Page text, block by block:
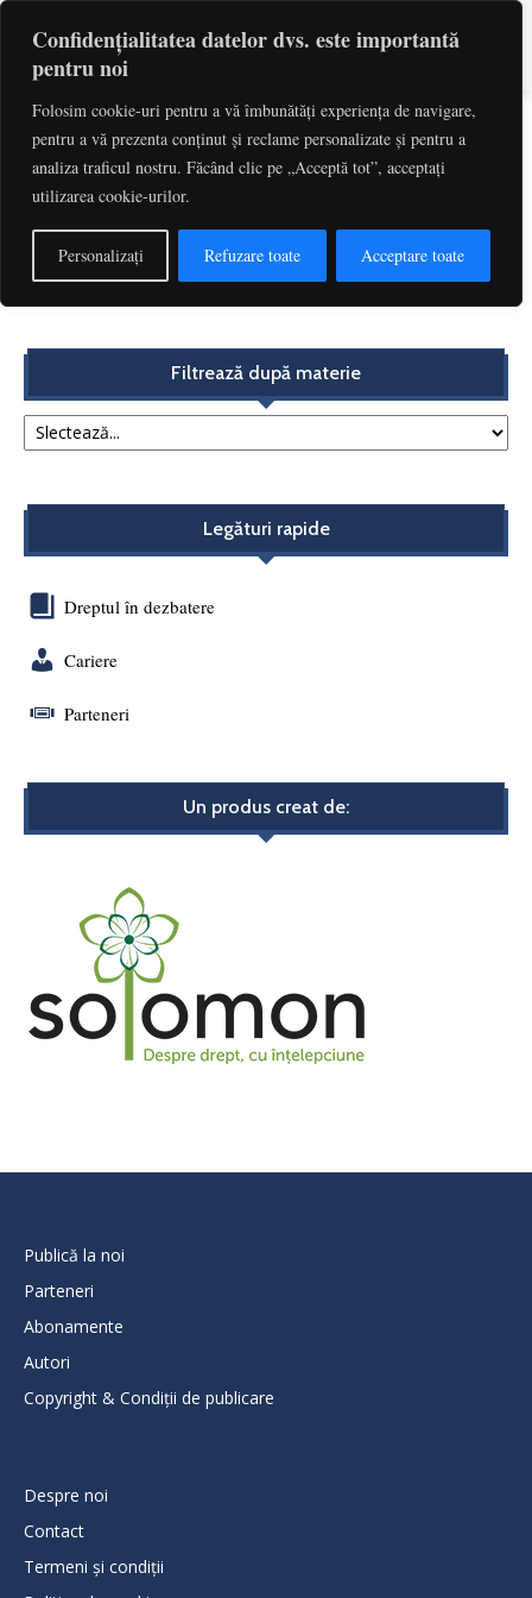
Confidențialitatea datelor dvs. este importantă
pentru noi
Folosim cookie-uri pentru a vă îmbunătăți experiența de navigare,
pentru a vă prezenta conținut și reclame personalizate și pentru a
analiza traficul nostru. Făcând clic pe „Acceptă tot”, acceptați
utilizarea cookie-urilor.
Personalizați Refuzare toate Acceptare toate
Etichetă: Absenta Motivelor De
Decadere
Măreție și decădere din exercițiul drepturilor părintești:
analiza unor soluții din jurisprudență | Marieta...
Filtrează după materie
Legături rapide
Dreptul în dezbatere
Cariere
Parteneri
Un produs creat de:
Publică la noi
Parteneri
Abonamente
Autori
Copyright & Condiții de publicare
Despre noi
Contact
Termeni și condiții